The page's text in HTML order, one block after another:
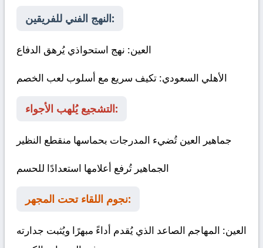
النهج الفني للفريقين:
العين: نهج استحواذي يُرهق الدفاع
الأهلي السعودي: تكيف سريع مع أسلوب لعب الخصم
التشجيع يُلهب الأجواء:
جماهير العين تُضيء المدرجات بحماسها منقطع النظير
الجماهير تُرفع أعلامها استعدادًا للحسم
نجوم اللقاء تحت المجهر:
العين: المهاجم الصاعد الذي يُقدم أداءً مبهرًا ويُثبت جدارته